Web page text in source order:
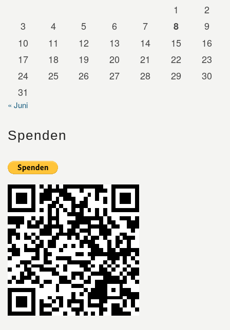
1
2
3
4 5 6 7 8
9
10
11 12 13 14 15
16
17
18 19 20 21 22
23
24
25 26 27 28 29
30
31
« Juni
Spenden